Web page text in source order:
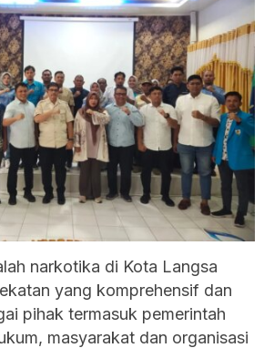
narkotika di Kota Langsa
yang komprehensif dan
pihak termasuk pemerintah
masyarakat dan organisasi